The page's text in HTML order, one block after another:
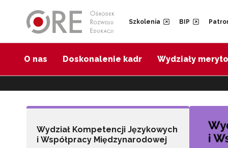
Szkolenia BIP
O nas Doskonalenie kadr Wydziały
Wydział Kompetencji Językowych
i Współpracy Międzynarodowej